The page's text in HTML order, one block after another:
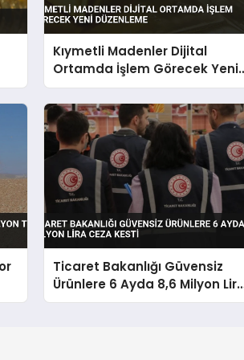
Kıymetli Madenler Dijital
Ortamda İşlem Görecek Yeni
Düzenleme
Ticaret Bakanlığı Güvensiz
Ürünlere 6 Ayda 8,6 Milyon
Ceza Kesti